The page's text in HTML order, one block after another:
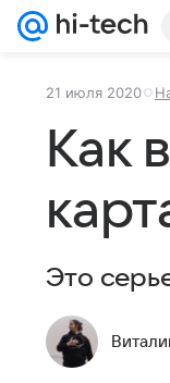
21 июля 2020
Как
Это